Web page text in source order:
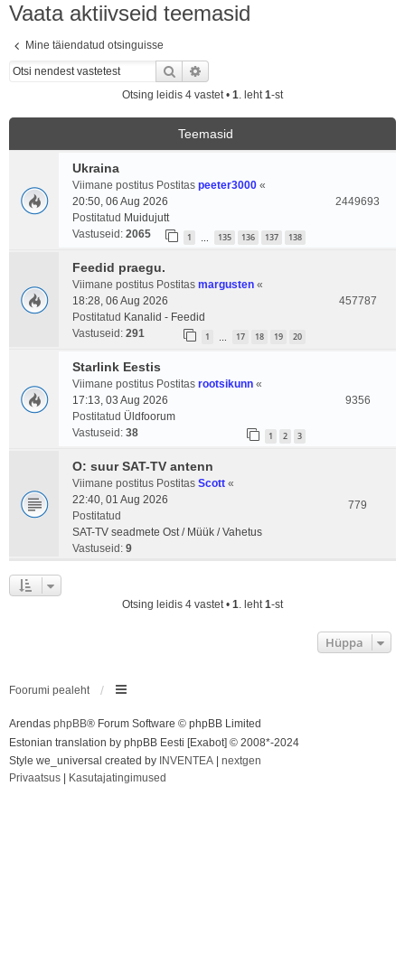
Vaata aktiivseid teemasid
Mine täiendatud otsinguisse
Otsi
Otsing leidis 4 vastet • 1. leht1-st
Teemasid
Ukraina
Viimane postitus Postitas peeter3000 «
20:50, 06 Aug 2026
Postitatud Muidujutt
Vastuseid: 2065 1 135 136 137 138
2449693
Feedid praegu.
Viimane postitus Postitas margusten «
18:28, 06 Aug 2026
Postitatud Kanalid - Feedid
Vastuseid: 291 1 17 18 19 20
457787
Starlink Eestis
Viimane postitus Postitas rootsikunn «
17:13, 03 Aug 2026
Postitatud Üldfoorum
Vastuseid: 38 1 2 3
9356
O: suur SAT-TV antenn
Viimane postitus Postitas Scott «
22:40, 01 Aug 2026
Postitatud
SAT-TV seadmete Ost / Müük / Vahetus
Vastuseid: 9
779
Otsing leidis 4 vastet • 1. leht1-st
Hüppa
Foorumi pealeht
Arendas phpBB® Forum Software © phpBB Limited
Estonian translation by phpBB Eesti [Exabot] © 2008*-2024
Style we_universal created by INVENTEA
nextgen
Privaatsus
Kasutajatingimused